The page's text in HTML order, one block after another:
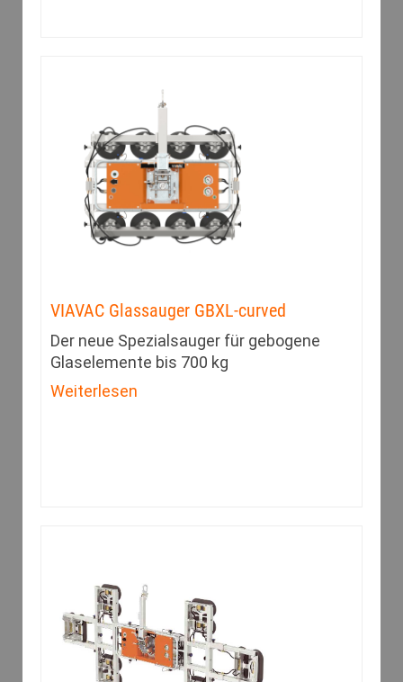
VIAVAC Glassauger GBXL-curved
Der neue Spezialsauger für gebogene
Glaselemente bis 700 kg
Weiterlesen